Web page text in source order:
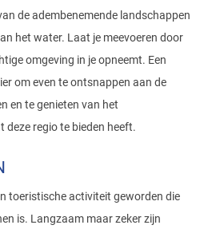
de adembenemende landschappen
het water. Laat je meevoeren door
omgeving in je opneemt. Een
om even te ontsnappen aan de
en te genieten van het
regio te bieden heeft.
toeristische activiteit geworden die
is. Langzaam maar zeker zijn